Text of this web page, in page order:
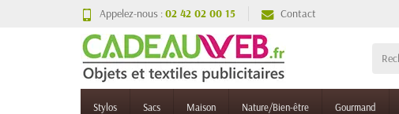
Appelez-nous :02 42 02 00 15 Contact
Stylos Sacs Maison Nature/Bien-être Gourmand